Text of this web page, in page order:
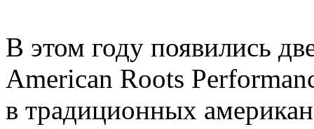
В этом году появились
American Roots
в традиционных